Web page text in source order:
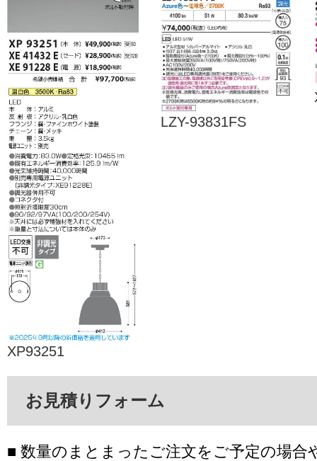
XP93251
LZY-93831FS
お見積りフォーム
■ 数量のまとまったご注文をご予定の場合